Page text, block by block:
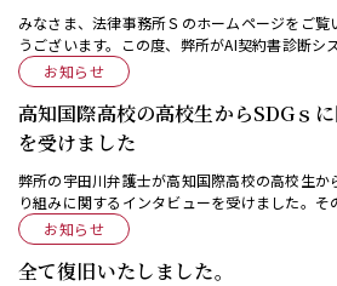
みなさま、法律事務所Ｓのホームページをご覧
うございます。この度、弊所がAI契約書診断シ
い、２０２２年１１月３０日までの間、特別価
ク（１社１万円（ […]
お知らせ
高知国際高校の高校生からSDGｓ
を受けました
弊所の宇田川弁護士が高知国際高校の高校生か
り組みに関するインタビューを受けました。
作成されたポスターをお送りいただきました（
だいております […]
お知らせ
全て復旧いたしました。